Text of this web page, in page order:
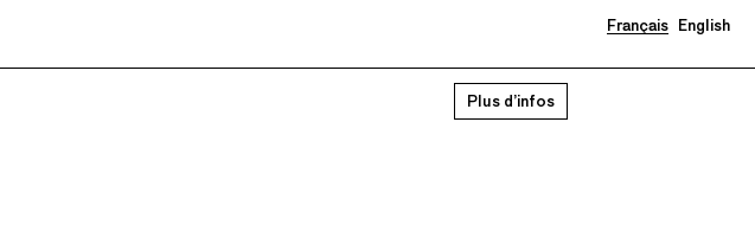
Français English
Plus d’infos